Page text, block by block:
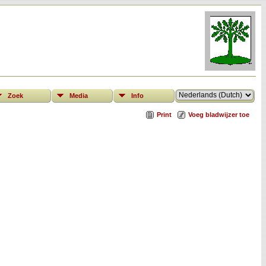
Zoek Media Info
Print Voeg bladwijzer toe